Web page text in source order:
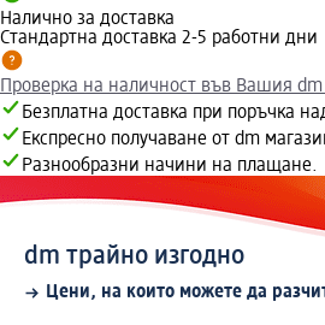
Налично за доставка
Стандартна доставка 2-5 работни дни
Проверка на наличност във Вашия dm
Безплатна доставка при поръчка
Експресно получаване от dm
Разнообразни начини на плащане.
dm трайно изгодно
Цени, на които можете да